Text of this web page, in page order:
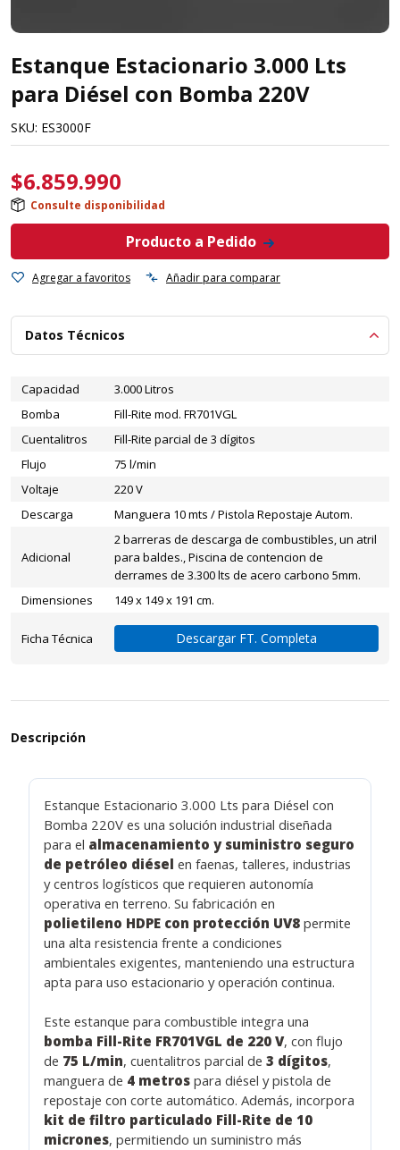
Estanque Estacionario 3.000 Lts
para Diésel con Bomba 220V
SKU: ES3000F
$6.859.990
Consulte disponibilidad
Producto a Pedido
Agregar a favoritos Añadir para comparar
Datos Técnicos
Capacidad
3.000 Litros
Bomba
Fill-Rite mod. FR701VGL
Cuentalitros
Fill-Rite parcial de 3 dígitos
Flujo
75 l/min
Voltaje
220 V
Descarga
Manguera 10 mts / Pistola Repostaje Autom.
Adicional
2 barreras de descarga de combustibles, un atril
para baldes., Piscina de contencion de
derrames de 3.300 lts de acero carbono 5mm.
Dimensiones
149 x 149 x 191 cm.
Ficha Técnica Descargar FT. Completa
Descripción
Estanque Estacionario 3.000 Lts para Diésel con
Bomba 220V es una solución industrial diseñada
para el almacenamiento y suministro seguro
de petróleo diésel en faenas, talleres, industrias
y centros logísticos que requieren autonomía
operativa en terreno. Su fabricación en
polietileno HDPE con protección UV8 permite
una alta resistencia frente a condiciones
ambientales exigentes, manteniendo una estructura
apta para uso estacionario y operación continua.
Este estanque para combustible integra una
bomba Fill-Rite FR701VGL de 220 V, con flujo
de 75 L/min, cuentalitros parcial de3 dígitos,
manguera de 4 metros para diésel y pistola de
repostaje con corte automático. Además, incorpora
kit de filtro particulado Fill-Rite de 10
micrones, permitiendo un suministro más